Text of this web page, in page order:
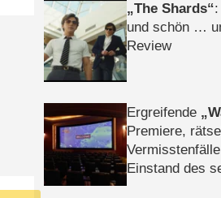
The Shards
und schön …
Review
Ergreifende
Premiere,
Einstand des